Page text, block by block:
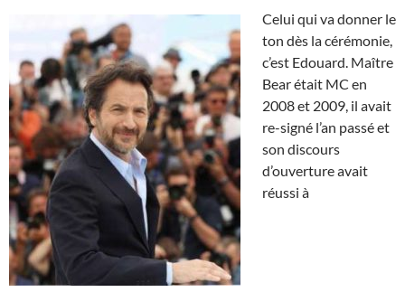
Celui qui va donner le
ton dès la cérémonie,
c’est Edouard. Maître
Bear était MC en
2008 et 2009, il avait
re-signé l’an passé et
son discours
d’ouverture avait
réussi à